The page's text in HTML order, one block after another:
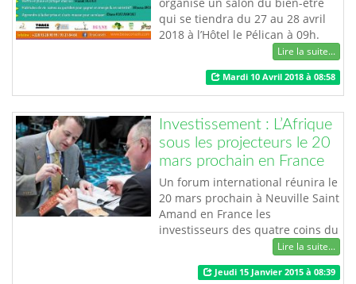
qui se tiendra du 27 au 28 avril
2018 à l’Hôtel le Pélican à 09h.
Plusieurs thèmes seront abordés
au cours de ce salon notamment
le bien-être et la santé
émotionnelle ; apprendre à se
détendre par l’auto-massage ;
habitudes de vie saines au
quotidien pour gagner en énergie
et sérénité; m…
Lire la suite...
Mardi 10 Avril 2018 à 08:58
Investissement : L’Afrique
sous les projecteurs le 20
mars prochain en France
Un forum international réunira le
20 mars prochain à Neuville Saint
Amand en France les
investisseurs des quatre coins du
monde autour des questions
liées à l'investissement et les
opportunités d’affaires en
Lire la suite...
Jeudi 15 Janvier 2015 à 08:39